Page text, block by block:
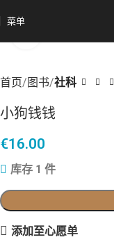
菜单
首页 图书 社科
小狗钱钱
€16.00
库存 1 件
添加至心愿单